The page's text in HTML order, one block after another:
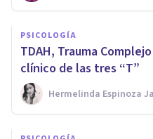
PSICOLOGÍA
TDAH, Trauma
clínico de las tres “T”
Hermelinda Espinoza